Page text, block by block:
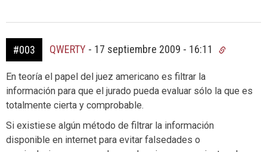
#003 QWERTY - 17 septiembre 2009 - 16:11
En teoría el papel del juez americano es filtrar la
información para que el jurado pueda evaluar sólo la que es
totalmente cierta y comprobable.
Si existiese algún método de filtrar la información
disponible en internet para evitar falsedades o